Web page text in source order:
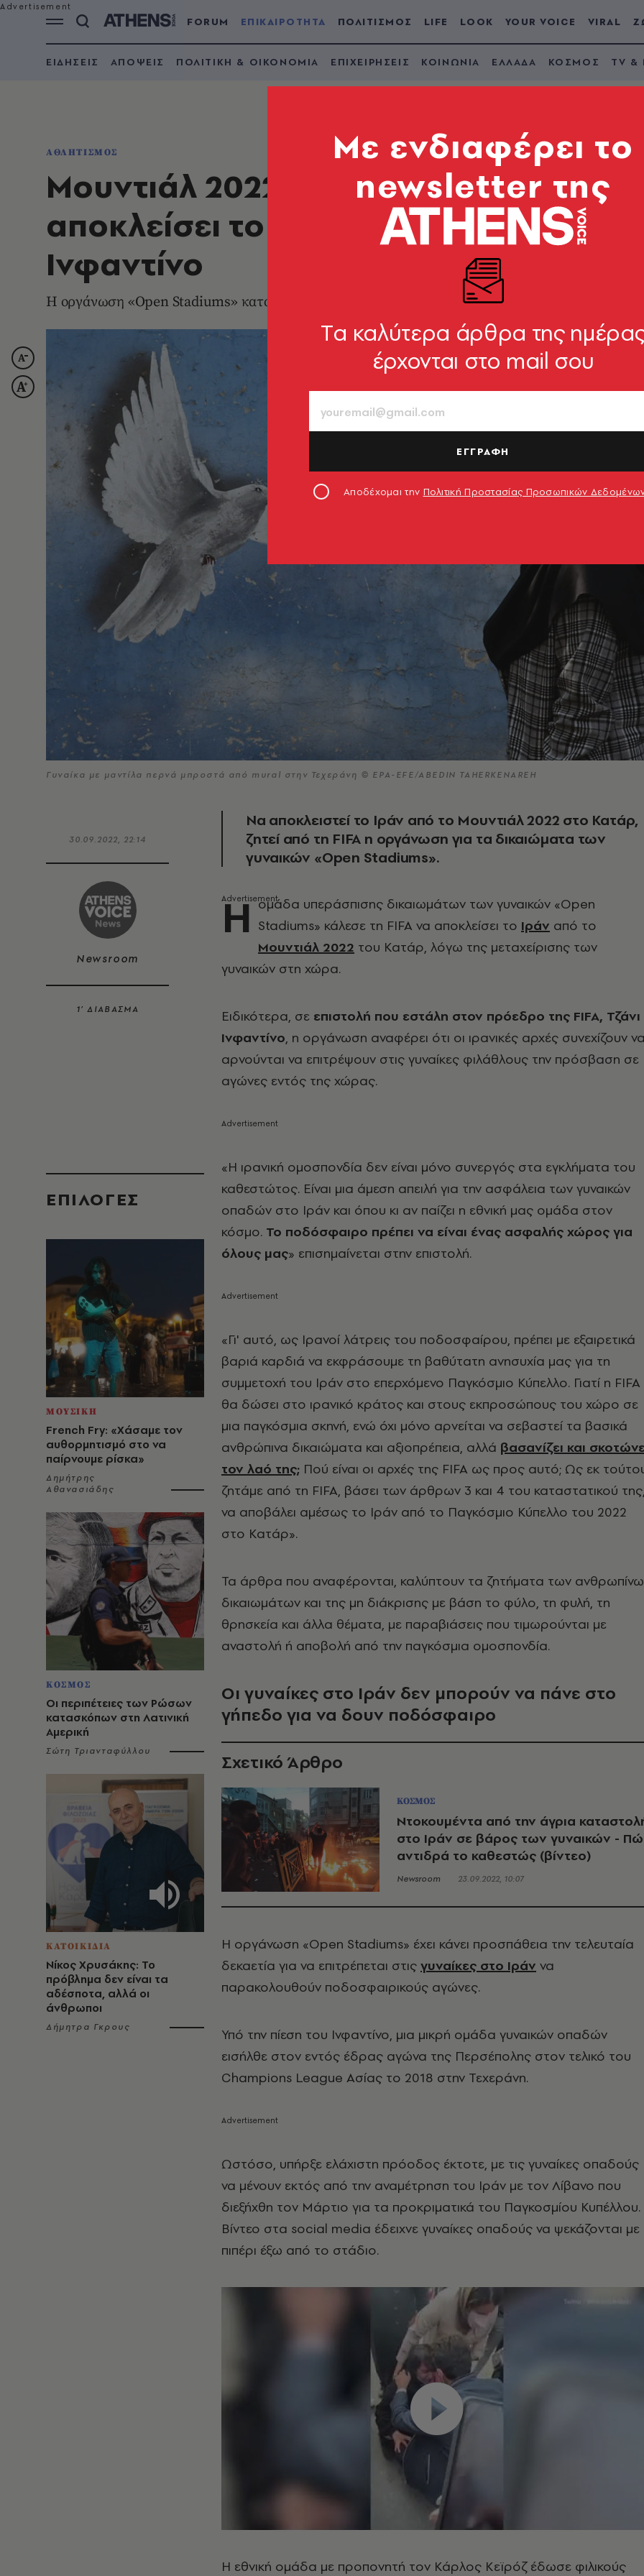
FORUM ΕΠΙΚΑΙΡΟΤΗΤΑ ΠΟΛΙΤΙΣΜΟΣ LIFE LOOK YOUR VOICE VIRAL
ΕΙΔΗΣΕΙΣ ΑΠΟΨΕΙΣ ΠΟΛΙΤΙΚΗ & ΟΙΚΟΝΟΜΙΑ ΕΠΙΧΕΙΡΗΣΕΙΣ ΚΟΙΝΩΝΙΑ ΕΛΛΑΔΑ ΚΟΣΜΟΣ TV &
ΑΘΛΗΤΙΣΜΟΣ
Μουντιάλ 2022: Καλούν τη FIFA να
αποκλείσει το Ιράν - Η επιστολή στον
Ινφαντίνο
Η οργάνωση «Open Stadiums» καταγγέλλει το καθεστώς «που σκοτώνει τον λαό της χώρας»
Γυναίκα με μαντίλα περνά μπροστά από mural στην Τεχεράνη © EPA-EFE/ABEDIN TAHERKENAREH
30.09.2022, 22:14
Newsroom
1’ ΔΙΑΒΑΣΜΑ
EΠΙΛΟΓΈΣ
ΜΟΥΣΙΚΗ
French Fry: «Χάσαμε τον
αυθορμητισμό στο να
παίρνουμε ρίσκα»
Δημήτρης
Αθανασιάδης
ΚΟΣΜΟΣ
Οι περιπέτειες των Ρώσων
κατασκόπων στη Λατινική
Αμερική
Σώτη Τριανταφύλλου
ΚΑΤΟΙΚΙΔΙΑ
Νίκος Χρυσάκης: Το
πρόβλημα δεν είναι τα
αδέσποτα, αλλά οι
άνθρωποι
Δήμητρα Γκρους
Να αποκλειστεί το Ιράν από το Μουντιάλ 2022 στο Κατάρ,
ζητεί από τη FIFA η οργάνωση για τα δικαιώματα των
γυναικών «Open Stadiums».
Η ομάδα υπεράσπισης δικαιωμάτων των γυναικών «Open
Stadiums» κάλεσε τη FIFA να αποκλείσει το Ιράν από το
Μουντιάλ 2022 του Κατάρ, λόγω της μεταχείρισης των
γυναικών στη χώρα.
Ειδικότερα, σε επιστολή που εστάλη στον πρόεδρο της FIFA, Τζάνι
Ινφαντίνο, η οργάνωση αναφέρει ότι οι ιρανικές αρχές συνεχίζουν
αρνούνται να επιτρέψουν στις γυναίκες φιλάθλους την πρόσβαση σε
αγώνες εντός της χώρας.
«Η ιρανική ομοσπονδία δεν είναι μόνο συνεργός στα εγκλήματα του
καθεστώτος. Είναι μια άμεση απειλή για την ασφάλεια των γυναικών
οπαδών στο Ιράν και όπου κι αν παίζει η εθνική μας ομάδα στον
κόσμο. Το ποδόσφαιρο πρέπει να είναι ένας ασφαλής χώρος για
όλους μας» επισημαίνεται στην επιστολή.
«Γι' αυτό, ως Ιρανοί λάτρεις του ποδοσφαίρου, πρέπει με εξαιρετικά
βαριά καρδιά να εκφράσουμε τη βαθύτατη ανησυχία μας για τη
συμμετοχή του Ιράν στο επερχόμενο Παγκόσμιο Κύπελλο. Γιατί η FIFA
θα δώσει στο ιρανικό κράτος και στους εκπροσώπους του χώρο σε
μια παγκόσμια σκηνή, ενώ όχι μόνο αρνείται να σεβαστεί τα βασικά
ανθρώπινα δικαιώματα και αξιοπρέπεια, αλλά βασανίζει και
τον λαό της; Πού είναι οι αρχές της FIFA ως προς αυτό; Ως εκ
ζητάμε από τη FIFA, βάσει των άρθρων 3 και 4 του καταστατικού
να αποβάλει αμέσως το Ιράν από το Παγκόσμιο Κύπελλο του 2022
στο Κατάρ».
Τα άρθρα που αναφέρονται, καλύπτουν τα ζητήματα των
δικαιωμάτων και της μη διάκρισης με βάση το φύλο, τη φυλή, τη
θρησκεία και άλλα θέματα, με παραβιάσεις που τιμωρούνται με
αναστολή ή αποβολή από την παγκόσμια ομοσπονδία.
Οι γυναίκες στο Ιράν δεν μπορούν να πάνε στο
γήπεδο για να δουν ποδόσφαιρο
Σχετικό Άρθρο
ΚΟΣΜΟΣ
Ντοκουμέντα από την άγρια
στο Ιράν σε βάρος των γυναικών -
αντιδρά το καθεστώς (βίντεο)
Newsroom 23.09.2022, 10:07
Η οργάνωση «Open Stadiums» έχει κάνει προσπάθεια την τελευταία
δεκαετία για να επιτρέπεται στις γυναίκες στο Ιράν να
παρακολουθούν ποδοσφαιρικούς αγώνες.
Υπό την πίεση του Ινφαντίνο, μια μικρή ομάδα γυναικών οπαδών
εισήλθε στον εντός έδρας αγώνα της Περσέπολης στον τελικό του
Champions League Ασίας το 2018 στην Τεχεράνη.
Ωστόσο, υπήρξε ελάχιστη πρόοδος έκτοτε, με τις γυναίκες οπαδούς
να μένουν εκτός από την αναμέτρηση του Ιράν με τον Λίβανο που
διεξήχθη τον Μάρτιο για τα προκριματικά του Παγκοσμίου Κυπέλλου.
Βίντεο στα social media έδειχνε γυναίκες οπαδούς να ψεκάζονται με
πιπέρι έξω από το στάδιο.
Η εθνική ομάδα με προπονητή τον Κάρλος Κεϊρόζ έδωσε φιλικούς
Mε ενδιαφέρει το
newsletter της
Tα καλύτερα άρθρα της
έρχονται στο mail σου
ΕΓΓΡΑΦΗ
Αποδέχομαι την Πολιτική Προστασίας Προσωπικών